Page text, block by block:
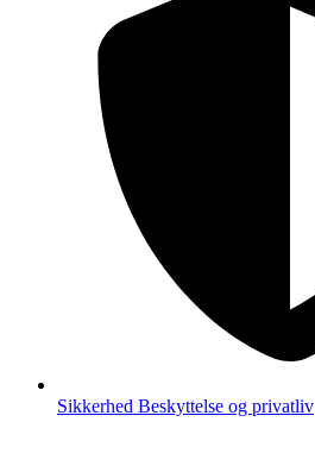
Sikkerhed Beskyttelse og privatliv